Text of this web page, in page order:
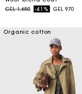
Price reduced from
GEL 1,650to-41% GEL 970
Organic cotton